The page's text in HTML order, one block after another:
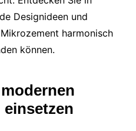
Designideen und
harmonisch
können.